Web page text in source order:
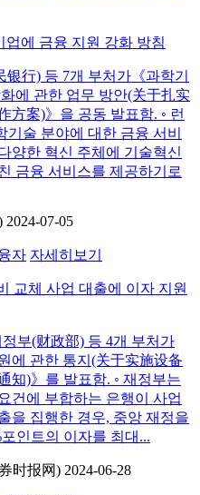
에 금융 지원 강화 방침
行) 등 7개 부처가《과학기
에 관한 업무 방안(关于扎实
方案)》을 공동 발표함. ◦ 런
술 분야에 대한 금융 서비
양한 혁신 주체에 기술혁신
금융 서비스를 제공하기로
2024-07-05
자 자세히보기
교체 사업 대출에 이자 지원
부(财政部) 등 4개 부처가
에 관한 통지(关于实施设备
知)》를 발표함. ◦ 재정부는
건에 부합하는 은행이 사업
을 집행한 경우, 중앙 재정을
인트의 이자를 최대...
时报网) 2024-06-28